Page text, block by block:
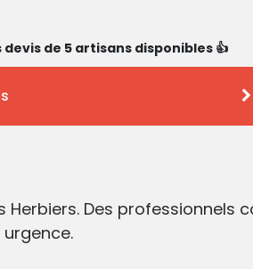
de 5 artisans disponibles 👍
Des professionnels